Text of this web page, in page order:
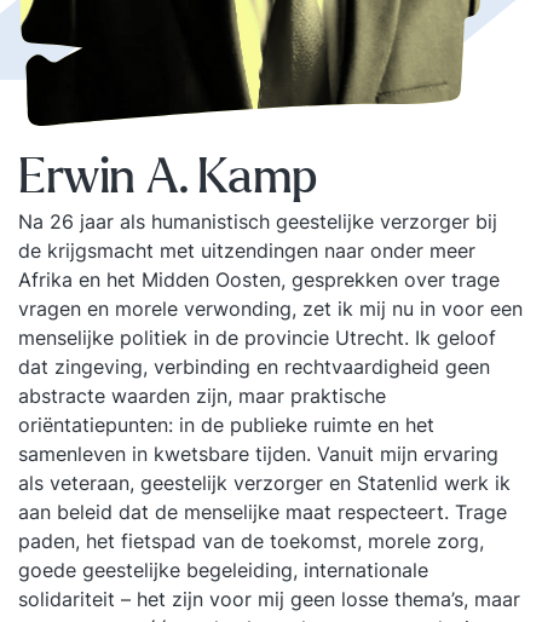
Erwin A. Kamp
Na 26 jaar als humanistisch geestelijke verzorger bij
de krijgsmacht met uitzendingen naar onder meer
Afrika en het Midden Oosten, gesprekken over trage
vragen en morele verwonding, zet ik mij nu in voor een
menselijke politiek in de provincie Utrecht. Ik geloof
dat zingeving, verbinding en rechtvaardigheid geen
abstracte waarden zijn, maar praktische
oriëntatiepunten: in de publieke ruimte en het
samenleven in kwetsbare tijden. Vanuit mijn ervaring
als veteraan, geestelijk verzorger en Statenlid werk ik
aan beleid dat de menselijke maat respecteert. Trage
paden, het fietspad van de toekomst, morele zorg,
goede geestelijke begeleiding, internationale
solidariteit – het zijn voor mij geen losse thema’s, maar